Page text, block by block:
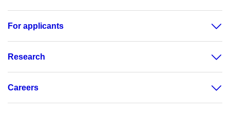
For applicants
Research
Careers